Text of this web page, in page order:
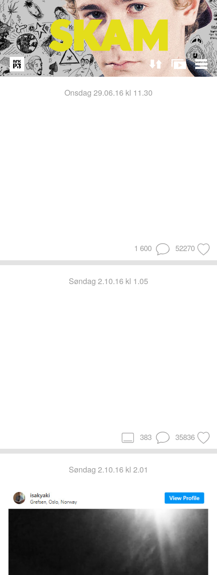
onsdag 29.06.16 kl 11.30
1 600 52270
søndag 2.10.16 kl 1.05
383 35836
søndag 2.10.16 kl 2.01